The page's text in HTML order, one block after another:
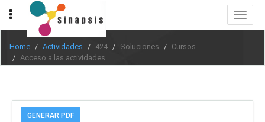
Toggle
Home Actividades 424 Soluciones
Cursos
Acceso a las actividades
GENERAR PDF